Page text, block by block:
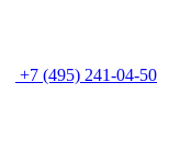
+7 (495) 241-04-50